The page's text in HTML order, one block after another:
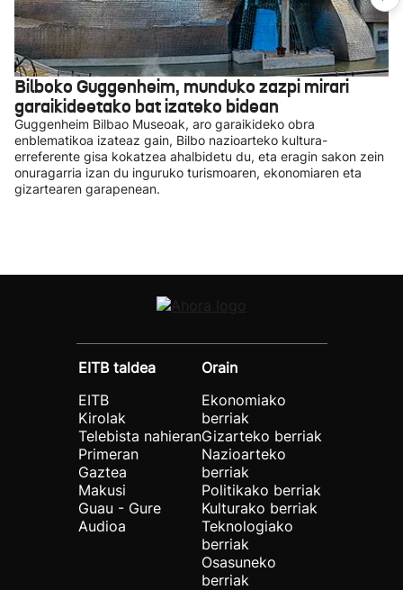
Bilboko Guggenheim, munduko zazpi mirari
garaikideetako bat izateko bidean
Guggenheim Bilbao Museoak, aro garaikideko obra
enblematikoa izateaz gain, Bilbo nazioarteko kultura-
erreferente gisa kokatzea ahalbidetu du, eta eragin sakon zein
onuragarria izan du inguruko turismoaren, ekonomiaren eta
gizartearen garapenean.
EITB taldea
EITB
Kirolak
Telebista nahieran
Primeran
Gaztea
Makusi
Guau - Gure
Audioa
Orain
Ekonomiako
berriak
Gizarteko berriak
Nazioarteko
berriak
Politikako berriak
Kulturako berriak
Teknologiako
berriak
Osasuneko
berriak